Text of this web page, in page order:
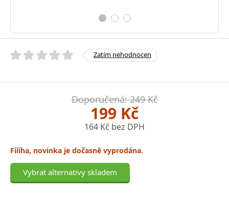
Zatím nehodnocen
Doporučená: 249 Kč
199 Kč
164 Kč bez DPH
Fíííha, novinka je dočasně vyprodána.
Vybrat alternativy skladem